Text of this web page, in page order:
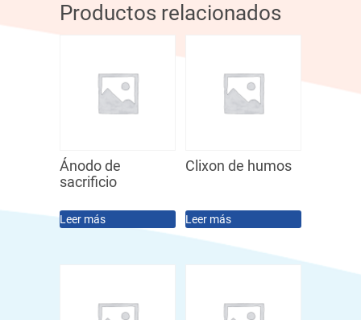
Productos relacionados
Ánodo de
sacrificio
Leer más
Clixon de humos
Leer más